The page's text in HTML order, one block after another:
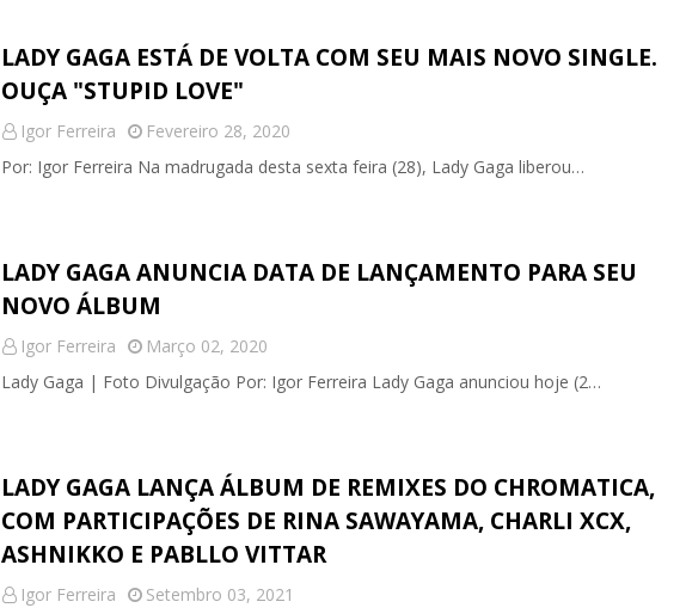
LADY GAGA ESTÁ DE VOLTA COM SEU MAIS NOVO SINGLE.
OUÇA "STUPID LOVE"
Igor Ferreira
Fevereiro 28, 2020
Por: Igor Ferreira Na madrugada desta sexta feira (28), Lady Gaga liberou…
LADY GAGA ANUNCIA DATA DE LANÇAMENTO PARA SEU
NOVO ÁLBUM
Igor Ferreira
Março 02, 2020
Lady Gaga | Foto Divulgação Por: Igor Ferreira Lady Gaga anunciou hoje (2…
LADY GAGA LANÇA ÁLBUM DE REMIXES DO CHROMATICA,
COM PARTICIPAÇÕES DE RINA SAWAYAMA, CHARLI XCX,
ASHNIKKO E PABLLO VITTAR
Igor Ferreira
Setembro 03, 2021